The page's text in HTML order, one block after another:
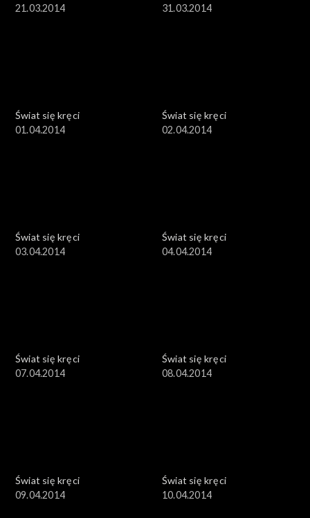
21.03.2014
31.03.2014
Świat się kręci
01.04.2014
Świat się kręci
02.04.2014
Świat się kręci
03.04.2014
Świat się kręci
04.04.2014
Świat się kręci
07.04.2014
Świat się kręci
08.04.2014
Świat się kręci
09.04.2014
Świat się kręci
10.04.2014